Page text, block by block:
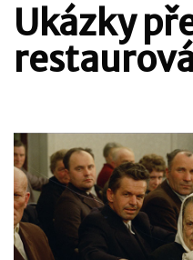
Ukázky